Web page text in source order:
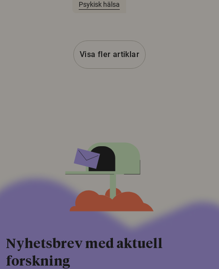
Psykisk hälsa
Visa fler artiklar
Nyhetsbrev med aktuell
forskning